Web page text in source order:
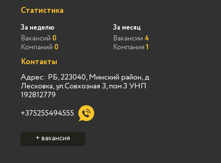
Статистика
За неделю
Вакансий 0
Компаний 0
За месяц
Вакансии 4
Компания 1
Контакты
Адрес: РБ, 223040, Минский район, д.
Лесковка, ул.Совхозная 3, пом.3 УНП
192812779
+375255494555
+ вакансия